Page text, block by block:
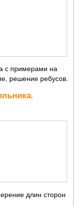
с примерами на
решение ребусов.
длин сторон